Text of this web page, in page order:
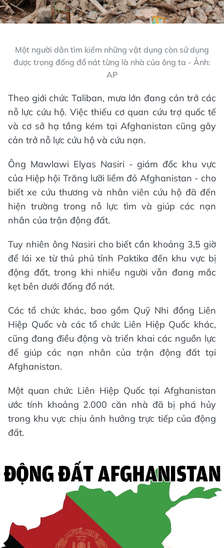
Một người dân tìm kiếm những vật dụng còn sử dụng
được trong đống đổ nát từng là nhà của ông ta - Ảnh:
AP
Theo giới chức Taliban, mưa lớn đang cản trở các
nỗ lực cứu hộ. Việc thiếu cơ quan cứu trợ quốc tế
và cơ sở hạ tầng kém tại Afghanistan cũng gây
cản trở nỗ lực cứu hộ và cứu nạn.
Ông Mawlawi Elyas Nasiri - giám đốc khu vực
của Hiệp hội Trăng lưỡi liềm đỏ Afghanistan - cho
biết xe cứu thương và nhân viên cứu hộ đã đến
hiện trường trong nỗ lực tìm và giúp các nạn
nhân của trận động đất.
Tuy nhiên ông Nasiri cho biết cần khoảng 3,5 giờ
để lái xe từ thủ phủ tỉnh Paktika đến khu vực bị
động đất, trong khi nhiều người vẫn đang mắc
kẹt bên dưới đống đổ nát.
Các tổ chức khác, bao gồm Quỹ Nhi đồng Liên
Hiệp Quốc và các tổ chức Liên Hiệp Quốc khác,
cũng đang điều động và triển khai các nguồn lực
để giúp các nạn nhân của trận động đất tại
Afghanistan.
Một quan chức Liên Hiệp Quốc tại Afghanistan
ước tính khoảng 2.000 căn nhà đã bị phá hủy
trong khu vực chịu ảnh hưởng trực tiếp của động
đất.